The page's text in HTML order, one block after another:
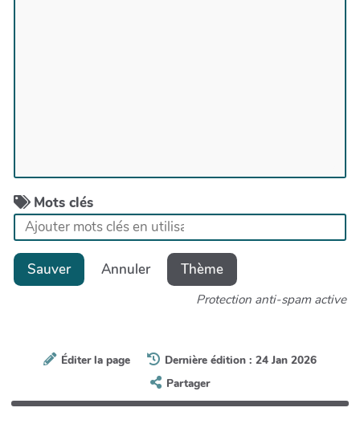
Mots clés
Sauver Annuler Thème
Protection anti-spam active
Éditer la page
Dernière édition : 24 Jan 2026
Partager